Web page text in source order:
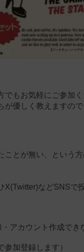
でもお気軽にご参加
が優しく教えますの
ことが無い、という
X(Twitter)などSNS
アカウント作成でき
加登録します）